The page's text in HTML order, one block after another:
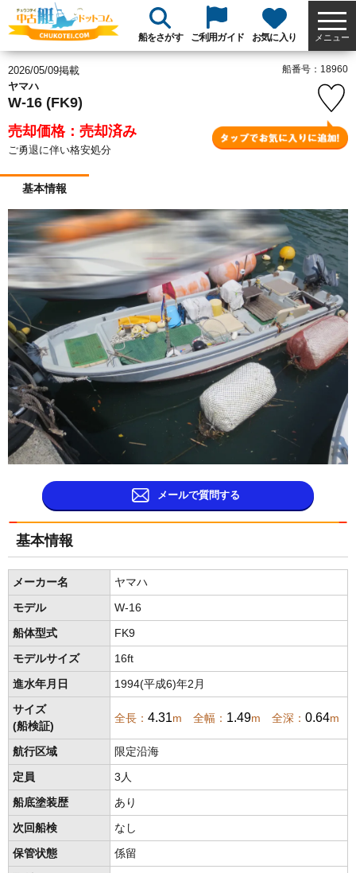
船をさがす ご利用ガイド お気に入り メニュー
2026/05/09掲載
ヤマハ
W-16 (FK9)
売却価格：売却済み
ご勇退に伴い格安処分
船番号：18960
基本情報
メールで質問する
基本情報
メーカー名 ヤマハ
モデル W-16
船体型式 FK9
モデルサイズ 16ft
進水年月日 1994(平成6)年2月
サイズ
(船検証)
全長： 4.31m 全幅： 1.49m 全深： 0.64m
航行区域 限定沿海
定員 3人
船底塗装歴 あり
次回船検 なし
保管状態 係留